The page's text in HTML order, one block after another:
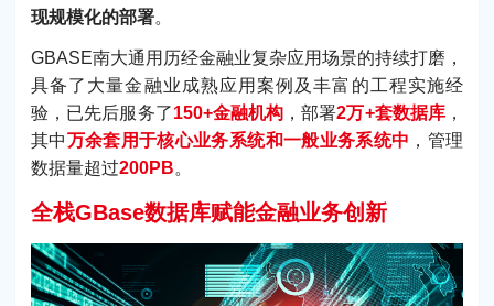
现规模化的部署。
GBASE南大通用历经金融业复杂应用场景的持续打磨，
具备了大量金融业成熟应用案例及丰富的工程实施经
验，已先后服务了150+金融机构 ，部署2万+套数据库 ，
其中万余套用于核心业务系统和一般业务系统中 ，管理
数据量超过200PB。
全栈GBase数据库赋能金融业务创新